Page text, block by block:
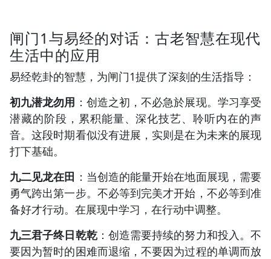
闸门1与易经的对话：古老智慧在现代
生活中的应用
易经乾卦的智慧，为闸门1提供了深刻的生活指导：
初九潜龙勿用 ：创造之初，不必急於展现。学习享受
潜藏的阶段，累积能量、深化技艺、聆听内在的声
音。这段时期看似没有进展，实则是在为未来的展现
打下基础。
九二见龙在田 ：当创造的能量开始在地面展现，需要
勇气跨出第一步。不必等到完美才开始，不必等到准
备好才行动。在展现中学习，在行动中调整。
九三君子终日乾乾：创造需要持续的努力和投入。不
要因为暂时的困难而退缩，不要因为过程的单调而放